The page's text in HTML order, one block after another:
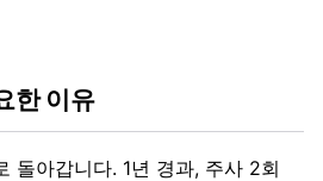
한 이유
돌아갑니다. 1년 경과, 주사 2회